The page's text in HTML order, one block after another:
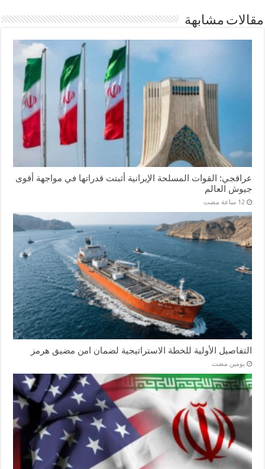
مقالات مشابهة
عراقجي: القوات المسلحة الإيرانية أثبتت قدراتها في مواجهة أقوى
جيوش العالم
التفاصيل الأولية للخطة الاستراتيجية لضمان امن مضيق هرمز
‏يومين مضت